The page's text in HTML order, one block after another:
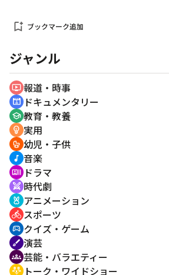
bookmark_add ブックマーク追加
ジャンル
ondemand_video 報道・時事
cinematic_blur ドキュメンタリー
school 教育・教養
emoji_objects 実用
crib 幼児・子供
music_note 音楽
recent_actors ドラマ
swords 時代劇
cruelty_free アニメーション
directions_bike スポーツ
sports_esports クイズ・ゲーム
brush 演芸
groups 芸能・バラエティー
adaptive_audio_mic トーク・ワイドショー